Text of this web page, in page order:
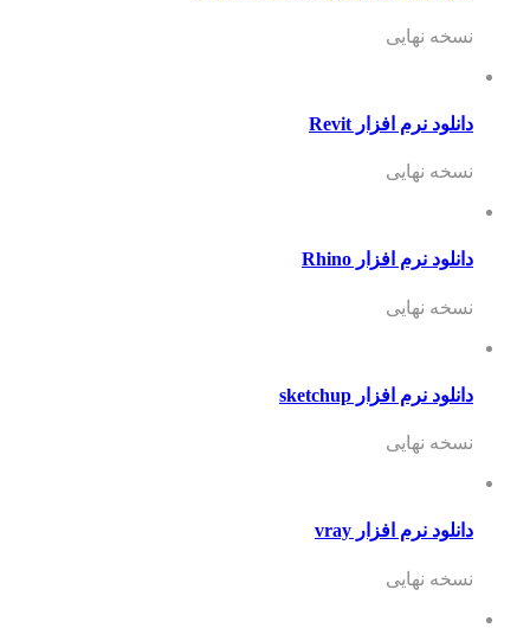
نسخه نهایی
دانلود نرم افزار Revit
نسخه نهایی
دانلود نرم افزار Rhino
نسخه نهایی
دانلود نرم افزار sketchup
نسخه نهایی
دانلود نرم افزار vray
نسخه نهایی